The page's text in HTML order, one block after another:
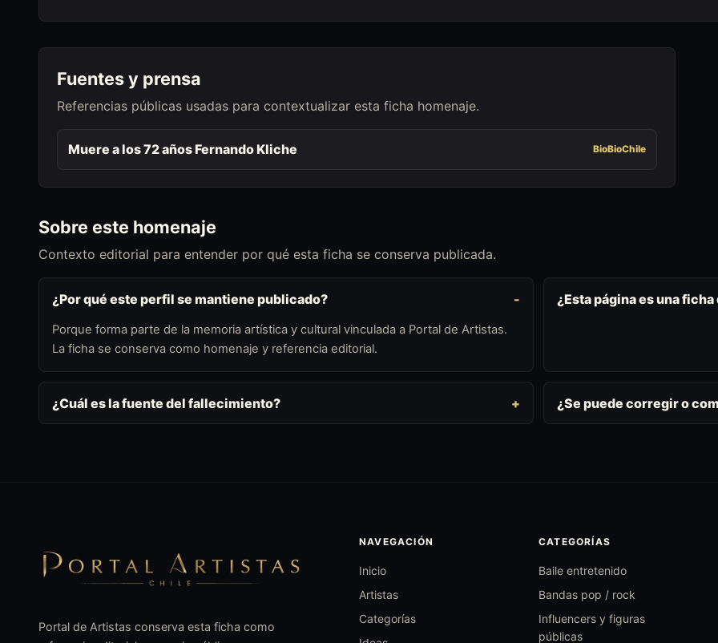
Fuentes y prensa
Referencias públicas usadas para contextualizar esta ficha homenaje.
Muere a los 72 años Fernando Kliche BioBioChile
Sobre este homenaje
Contexto editorial para entender por qué esta ficha se conserva publicada.
¿Por qué este perfil se mantiene publicado?
Porque forma parte de la memoria artística y cultural vinculada a Portal de Artistas.
La ficha se conserva como homenaje y referencia editorial.
¿Esta página es una
¿Cuál es la fuente del fallecimiento? ¿Se puede corregir o
Portal de Artistas conserva esta ficha como
NAVEGACIÓN
Inicio
Artistas
Categorías
CATEGORÍAS
Baile entretenido
Bandas pop / rock
Influencers y figuras
públicas